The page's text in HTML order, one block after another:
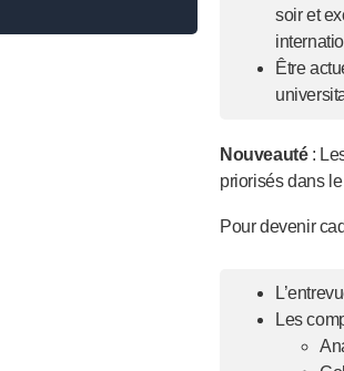
soir et
Être
Nouveauté:
priorisés dans
Pour devenir
Les